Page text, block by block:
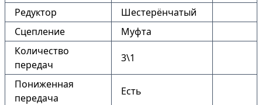
Редуктор
Шестерёнчатый
Сцепление
Муфта
Количество
передач
3\1
Пониженная
передача
Есть